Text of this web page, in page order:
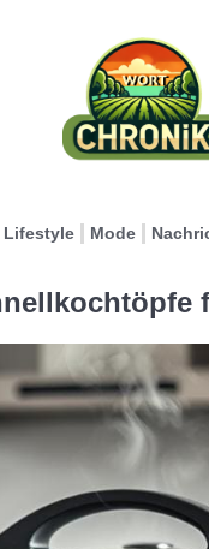
Lifestyle Mode